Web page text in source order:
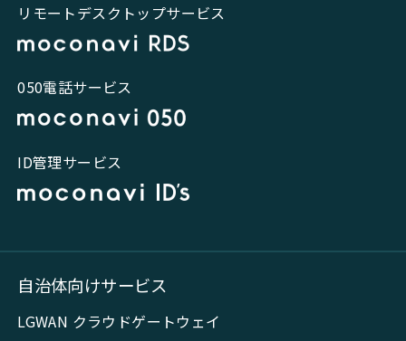
リモートデスクトップサービス
050電話サービス
ID管理サービス
自治体向けサービス
LGWAN クラウドゲートウェイ